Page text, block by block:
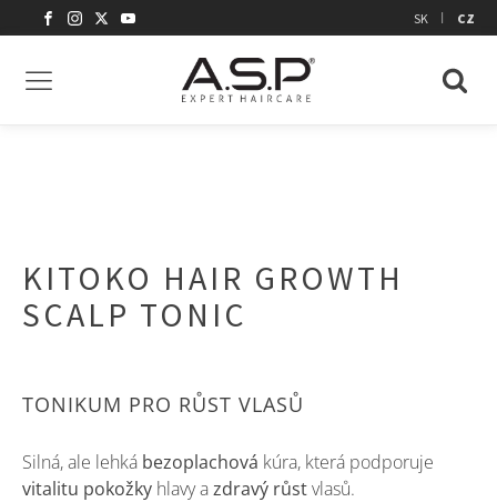
SK | CZ
KITOKO HAIR GROWTH
SCALP TONIC
TONIKUM PRO RŮST VLASŮ
Silná, ale lehká bezoplachová kúra, která podporuje
vitalitu pokožky hlavy azdravý růstvlasů.